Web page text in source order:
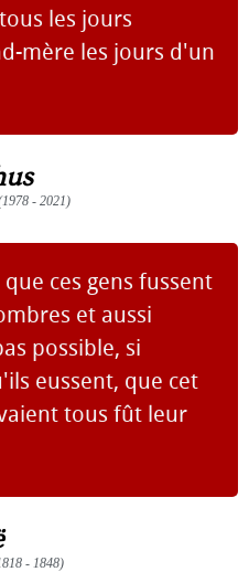
les jours
mère les jours d'un
- 2021)
ces gens fussent
et aussi
possible, si
eussent, que cet
tous fût leur
- 1848)